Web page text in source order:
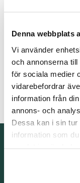
Denna webbplats
Vi använder
och annonserna
för sociala medier
vidarebefordrar
information från
annons- och
Dessa kan i sin tur
information som
Vi söker dig som har
inom bank, finans
noggrann,
både skriftligt och
arbeta i
avtalsflöden är det
också flexibel när
Kontakta oss